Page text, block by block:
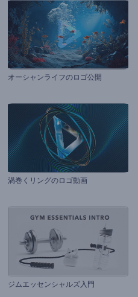
オーシャンライフのロゴ公開
渦巻くリングのロゴ動画
ジムエッセンシャルズ入門